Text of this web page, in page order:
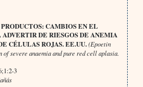
CAMBIOS EN EL
DE RIESGOS DE ANEMIA
CÉLULAS ROJAS. EE.UU.(Epoetin
of severe anaemia and pure red cell aplasia.
3